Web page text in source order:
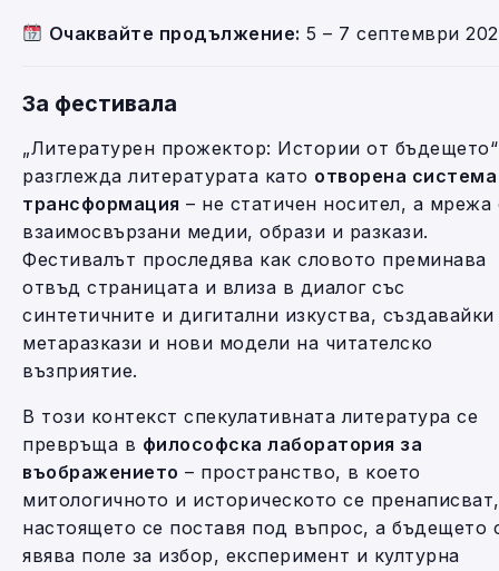
Очаквайте продължение: 5 – 7 септември
За фестивала
„Литературен прожектор: Истории от бъдещето“
разглежда литературата като отворена система
трансформация – не статичен носител, а мрежа
взаимосвързани медии, образи и разкази.
Фестивалът проследява как словото преминава
отвъд страницата и влиза в диалог със
синтетичните и дигитални изкуства, създавайки
метаразкази и нови модели на читателско
възприятие.
В този контекст спекулативната литература се
превръща в философска лаборатория за
въображението – пространство, в което
митологичното и историческото се пренаписват,
настоящето се поставя под въпрос, а бъдещето
явява поле за избор, експеримент и културна